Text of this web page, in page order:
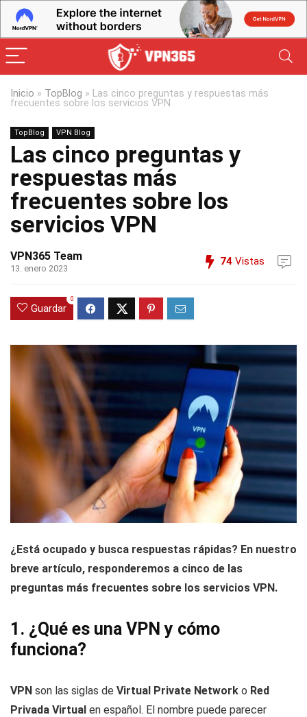
Inicio » TopBlog » Las cinco preguntas y respuestas más
frecuentes sobre los servicios VPN
TopBlog VPN Blog
Las cinco preguntas y
respuestas más
frecuentes sobre los
servicios VPN
VPN365 Team
13. enero 2023
74 Vistas
Guardar
0
¿Está ocupado y busca respuestas rápidas? En nuestro
breve artículo, responderemos a cinco de las
preguntas más frecuentes sobre los servicios VPN.
1. ¿Qué es una VPN y cómo
funciona?
VPN son las siglas de Virtual Private Network o Red
Privada Virtual en español. El nombre puede parecer